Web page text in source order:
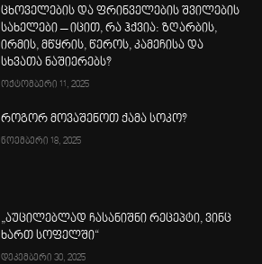
ცხოველების და ფრინველების შვილების
სახელები – იცით, რა ჰქვია: ზღარბის,
ირმის, მწყრის, წეროს, კამეჩისა და
სხვათა ნაშიერებს?
ოქტომბერი 11, 2025
როგორ მოვაშენოთ ქამა სოკო?
ნოემბერი 18, 2025
„აუცილებლად ჩასანიშნი რეცეპტი, ვინც
ხართ სოფელში“
დეკემბერი 30, 2025